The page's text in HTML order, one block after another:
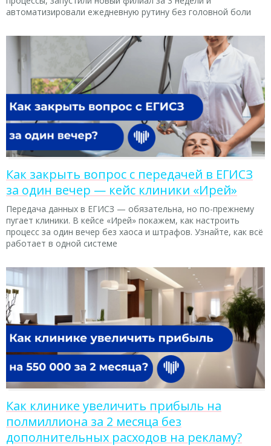
автоматизировали ежедневную рутину без головной боли
Как закрыть вопрос с передачей в ЕГИСЗ
за один вечер — кейс клиники «Ирей»
Передача данных в ЕГИСЗ — обязательна, но по-прежнему
пугает клиники. В кейсе «Ирей» покажем, как настроить
процесс за один вечер без хаоса и штрафов. Узнайте, как всё
работает в одной системе
Как клинике увеличить прибыль на
полмиллиона за 2 месяца без
дополнительных расходов на рекламу?